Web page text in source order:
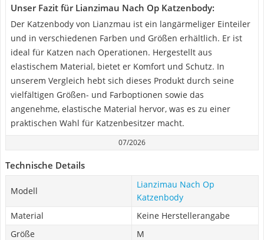
Unser Fazit für Lianzimau Nach Op Katzenbody:
Der Katzenbody von Lianzmau ist ein langärmeliger Einteiler
und in verschiedenen Farben und Größen erhältlich. Er ist
ideal für Katzen nach Operationen. Hergestellt aus
elastischem Material, bietet er Komfort und Schutz. In
unserem Vergleich hebt sich dieses Produkt durch seine
vielfältigen Größen- und Farboptionen sowie das
angenehme, elastische Material hervor, was es zu einer
praktischen Wahl für Katzenbesitzer macht.
07/2026
Technische Details
Modell
Lianzimau Nach Op
Katzenbody
Material
Keine Herstellerangabe
Größe
M